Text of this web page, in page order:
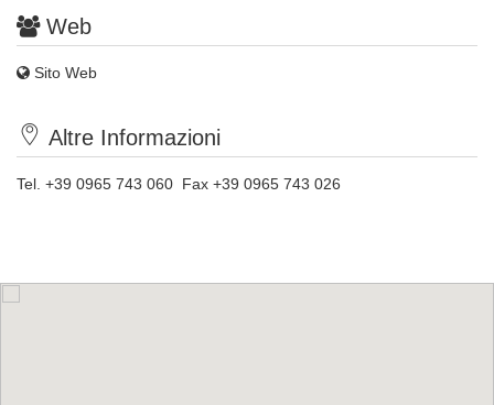
Web
Sito Web
Altre Informazioni
Tel. +39 0965 743 060 Fax +39 0965 743 026